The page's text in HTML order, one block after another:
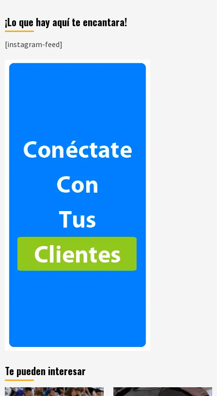
¡Lo que hay aquí te encantara!
[instagram-feed]
Te pueden interesar